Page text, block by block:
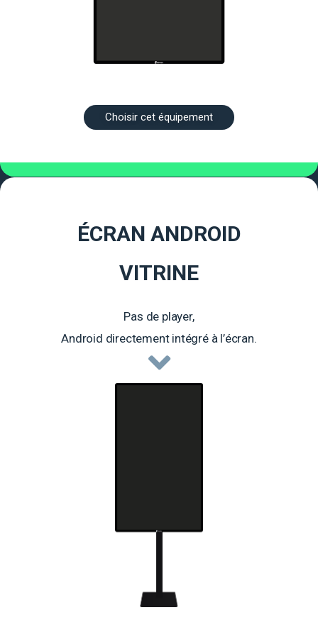
Choisir cet équipement
ÉCRAN ANDROID
VITRINE
Pas de player,
Android directement intégré à l’écran.